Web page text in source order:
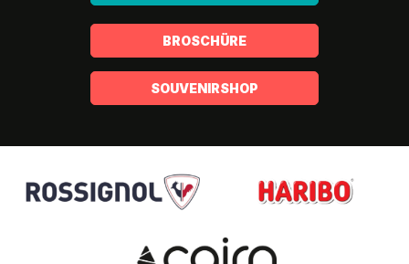
BROSCHÜRE
SOUVENIRSHOP